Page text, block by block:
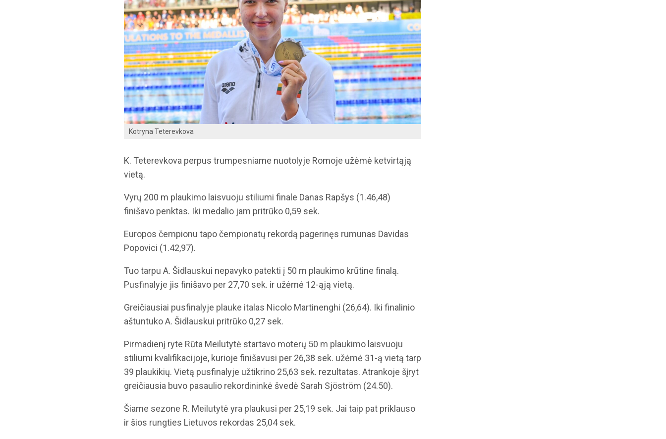
Kotryna Teterevkova
K. Teterevkova perpus trumpesniame nuotolyje Romoje užėmė ketvirtąją
vietą.
Vyrų 200 m plaukimo laisvuoju stiliumi finale Danas Rapšys (1.46,48)
finišavo penktas. Iki medalio jam pritrūko 0,59 sek.
Europos čempionu tapo čempionatų rekordą pagerinęs rumunas Davidas
Popovici (1.42,97).
Tuo tarpu A. Šidlauskui nepavyko patekti į 50 m plaukimo krūtine finalą.
Pusfinalyje jis finišavo per 27,70 sek. ir užėmė 12-ąją vietą.
Greičiausiai pusfinalyje plauke italas Nicolo Martinenghi (26,64). Iki finalinio
aštuntuko A. Šidlauskui pritrūko 0,27 sek.
Pirmadienį ryte Rūta Meilutytė startavo moterų 50 m plaukimo laisvuoju
stiliumi kvalifikacijoje, kurioje finišavusi per 26,38 sek. užėmė 31-ą vietą tarp
39 plaukikių. Vietą pusfinalyje užtikrino 25,63 sek. rezultatas. Atrankoje šįryt
greičiausia buvo pasaulio rekordininkė švedė Sarah Sjöström (24.50).
Šiame sezone R. Meilutytė yra plaukusi per 25,19 sek. Jai taip pat priklauso
ir šios rungties Lietuvos rekordas 25,04 sek.